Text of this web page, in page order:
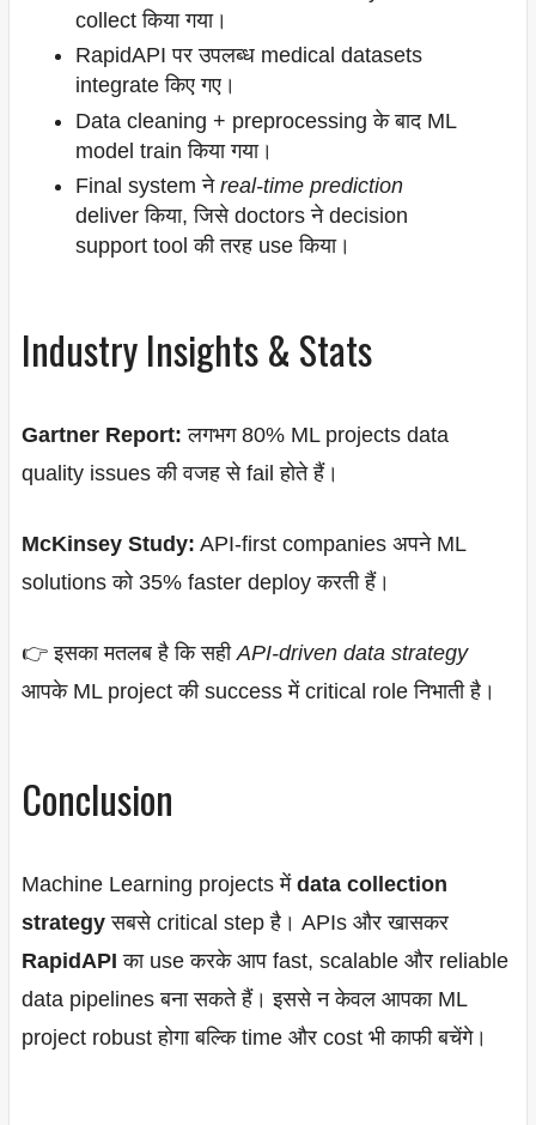
collect किया गया।
RapidAPI पर उपलब्ध medical datasets
integrate किए गए।
Data cleaning + preprocessing के बाद ML
model train किया गया।
Final system ने real-time prediction
deliver किया, जिसे doctors ने decision
support tool की तरह use किया।
Industry Insights & Stats
Gartner Report: लगभग 80% ML projects data
quality issues की वजह से fail होते हैं।
McKinsey Study: API-first companies अपने ML
solutions को 35% faster deploy करती हैं।
👉 इसका मतलब है कि सहीAPI-driven data strategy
आपके ML project की success में critical role निभाती है।
Conclusion
Machine Learning projects में data collection
strategyसबसे critical step है। APIs और खासकर
RapidAPI का use करके आप fast, scalable और reliable
data pipelines बना सकते हैं। इससे न केवल आपका ML
project robust होगा बल्कि time और cost भी काफी बचेंगे।